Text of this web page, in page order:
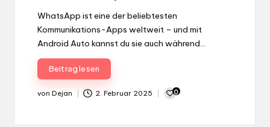
WhatsApp ist eine der beliebtesten
Kommunikations-Apps weltweit – und mit
Android Auto kannst du sie auch während…
Beitrag lesen
Gepostet
von Dejan 2. Februar 2025 0